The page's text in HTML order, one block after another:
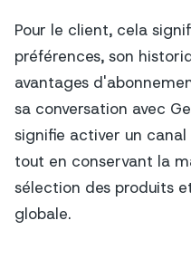
Pour le client, cela
préférences, son
avantages
sa conversation avec
signifie activer un
tout en conservant la
sélection des produits
globale.